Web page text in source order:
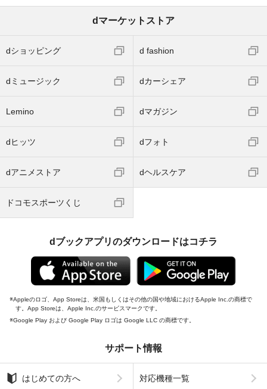
dマーケットストア
dショッピング d fashion
dミュージック dカーシェア
Lemino dマガジン
dヒッツ dフォト
dアニメストア dヘルスケア
ドコモスポーツくじ
dブックアプリのダウンロードはコチラ
Appleのロゴ、App Storeは、米国もしくはその他の国や地域におけるApple Inc.の商標で
す。App Storeは、Apple Inc.のサービスマークです。
Google Play および Google Play ロゴは Google LLC の商標です。
サポート情報
はじめての方へ 対応機種一覧